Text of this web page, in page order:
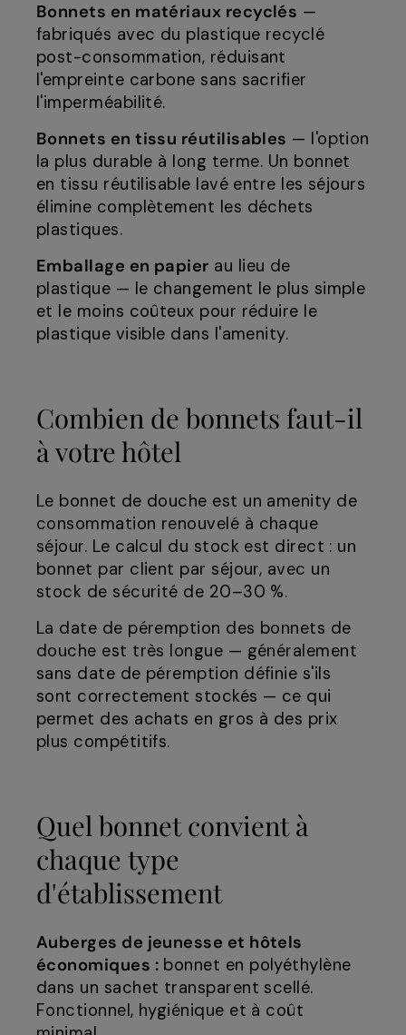
Bonnets en matériaux recyclés —
fabriqués avec du plastique recyclé
post-consommation, réduisant
l'empreinte carbone sans sacrifier
l'imperméabilité.
Bonnets en tissu réutilisables — l'option
la plus durable à long terme. Un bonnet
en tissu réutilisable lavé entre les séjours
élimine complètement les déchets
plastiques.
Emballage en papier au lieu de
plastique — le changement le plus simple
et le moins coûteux pour réduire le
plastique visible dans l'amenity.
Combien de bonnets faut-il
à votre hôtel
Le bonnet de douche est un amenity de
consommation renouvelé à chaque
séjour. Le calcul du stock est direct : un
bonnet par client par séjour, avec un
stock de sécurité de 20–30 %.
La date de péremption des bonnets de
douche est très longue — généralement
sans date de péremption définie s'ils
sont correctement stockés — ce qui
permet des achats en gros à des prix
plus compétitifs.
Quel bonnet convient à
chaque type
d'établissement
Auberges de jeunesse et hôtels
économiques :bonnet en polyéthylène
dans un sachet transparent scellé.
Fonctionnel, hygiénique et à coût